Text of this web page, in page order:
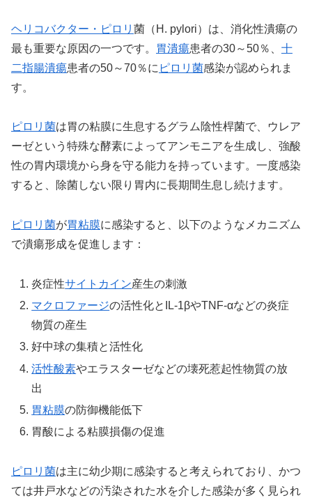
ヘリコバクター・ピロリ 菌（H. pylori）は、消化性潰瘍の
最も重要な原因の一つです。
胃潰瘍患者の30～50％、 十
二指腸潰瘍患者の50～70％に ピロリ菌感染が認められま
す。
ピロリ菌は胃の粘膜に生息するグラム陰性桿菌で、ウレア
ーゼという特殊な酵素によってアンモニアを生成し、強酸
性の胃内環境から身を守る能力を持っています。一度感染
すると、除菌しない限り胃内に長期間生息し続けます。
ピロリ菌が胃粘膜に感染すると、以下のようなメカニズム
で潰瘍形成を促進します：
炎症性サイトカイン産生の刺激
マクロファージの活性化とIL-1βやTNF-αなどの炎症
物質の産生
好中球の集積と活性化
活性酸素やエラスターゼなどの壊死惹起性物質の放
出
胃粘膜の防御機能低下
胃酸による粘膜損傷の促進
ピロリ菌は主に幼少期に感染すると考えられており、かつ
ては井戸水などの汚染された水を介した感染が多く見られ